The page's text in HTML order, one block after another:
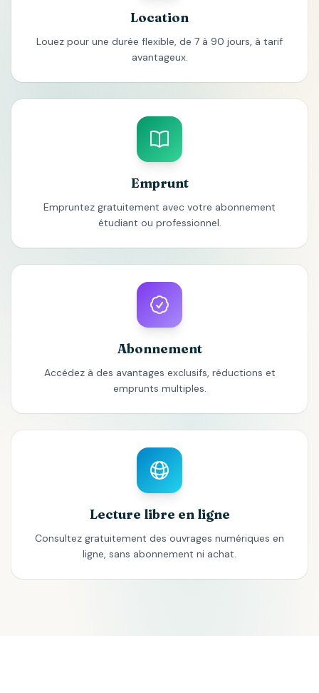
Location
Louez pour une durée flexible, de 7 à 90 jours, à tarif
avantageux.
Emprunt
Empruntez gratuitement avec votre abonnement
étudiant ou professionnel.
Abonnement
Accédez à des avantages exclusifs, réductions et
emprunts multiples.
Lecture libre en ligne
Consultez gratuitement des ouvrages numériques en
ligne, sans abonnement ni achat.